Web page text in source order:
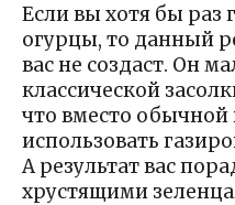
Если вы хотя бы раз
огурцы, то данный
вас не создаст. Он
классической
что вместо
использовать
А результат вас
хрустящими